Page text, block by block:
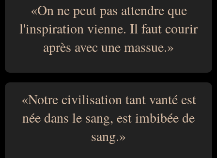
On ne peut pas attendre que
l'inspiration vienne. Il faut courir
après avec une massue.
Notre civilisation tant vanté est
née dans le sang, est imbibée de
sang.